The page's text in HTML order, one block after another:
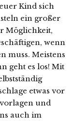
Kind sich
ein großer
Möglichkeit,
wenn
muss. Meistens
geht es los! Mit
etwas vor
und
auch im